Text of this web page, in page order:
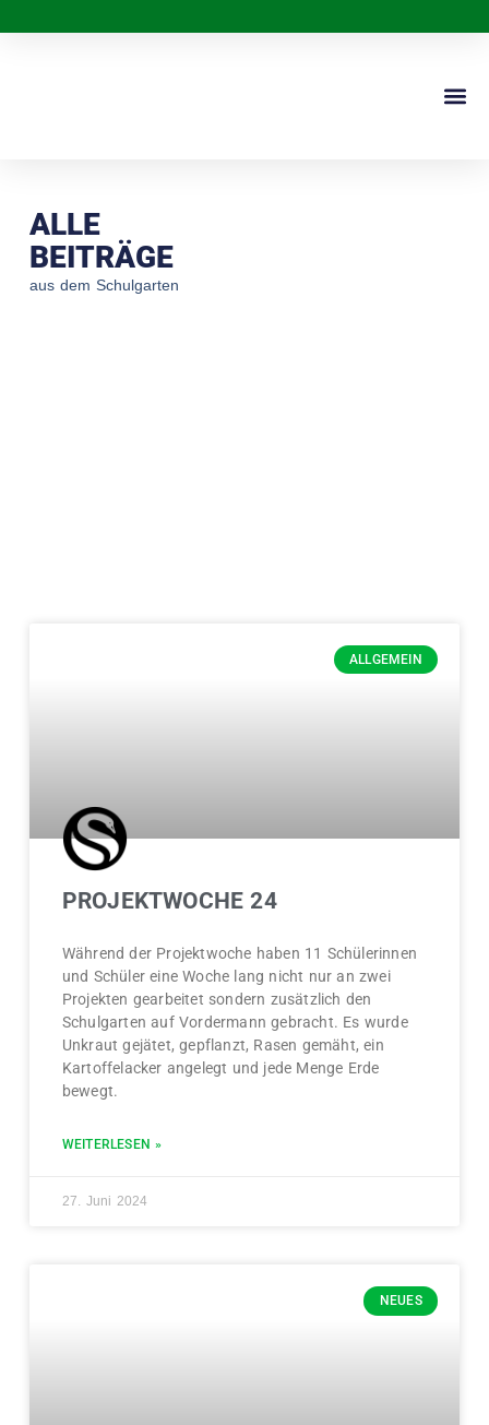
ALLE
BEITRÄGE
aus dem Schulgarten
ALLGEMEIN
PROJEKTWOCHE 24
Während der Projektwoche haben 11 Schülerinnen
und Schüler eine Woche lang nicht nur an zwei
Projekten gearbeitet sondern zusätzlich den
Schulgarten auf Vordermann gebracht. Es wurde
Unkraut gejätet, gepflanzt, Rasen gemäht, ein
Kartoffelacker angelegt und jede Menge Erde
bewegt.
WEITERLESEN »
27. Juni 2024
NEUES